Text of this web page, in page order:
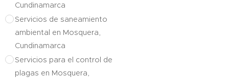
Cundinamarca
Servicios de saneamiento
ambiental en Mosquera,
Cundinamarca
Servicios para el control de
plagas en Mosquera,